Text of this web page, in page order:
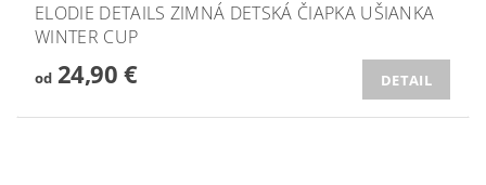
ELODIE DETAILS ZIMNÁ DETSKÁ ČIAPKA UŠIANKA
WINTER CUP
od24,90 € DETAIL